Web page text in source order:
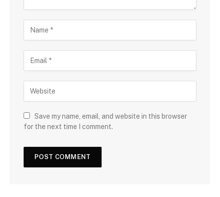
Save my name, email, and website in this browser
for the next time I comment.